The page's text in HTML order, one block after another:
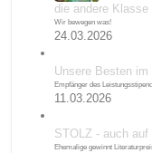
die andere Klasse
Wir bewegen was!
24.03.2026
Unsere Besten im
Empfänger des
11.03.2026
STOLZ - auch auf
Ehemalige gewinnt